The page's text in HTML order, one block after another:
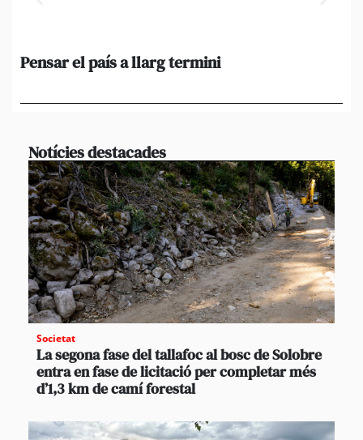
Pensar el país a llarg termini
Notícies destacades
Societat
La segona fase del tallafoc al bosc de Solobre
entra en fase de licitació per completar més
d’1,3 km de camí forestal